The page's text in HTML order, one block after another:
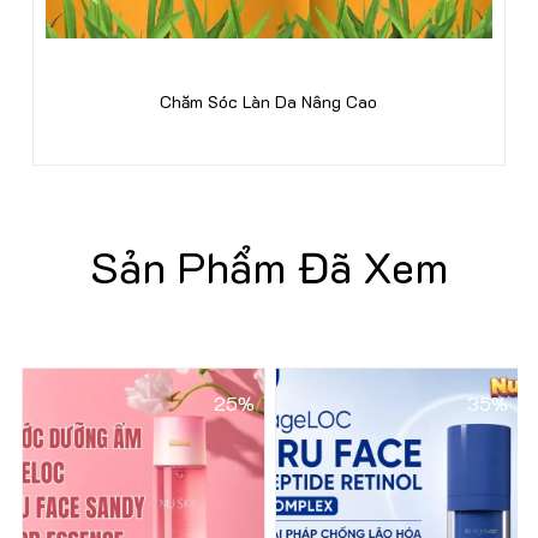
Chăm Sóc Làn Da Nâng Cao
Sản Phẩm Đã Xem
25% 35%